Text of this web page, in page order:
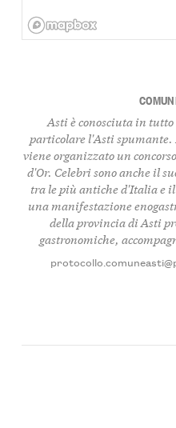
Asti è conosciuta in
particolare l'Asti spumante.
viene organizzato un
d'Or. Celebri sono anche il
tra le più antiche d'Italia e
una manifestazione
della provincia di Asti
gastronomiche,